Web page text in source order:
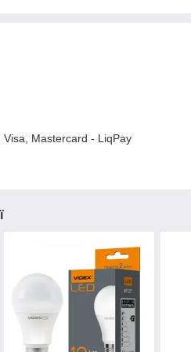
Mastercard - LiqPay